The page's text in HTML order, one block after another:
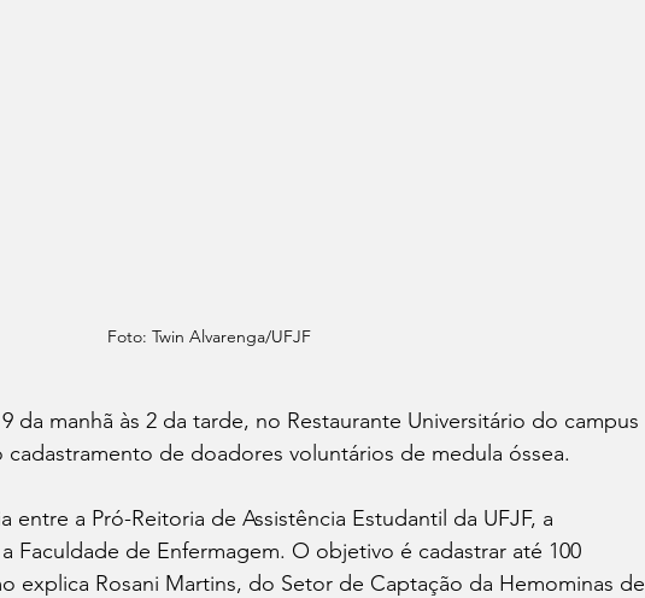
Foto: Twin Alvarenga/UFJF
da manhã às 2 da tarde, no Restaurante Universitário do campus
cadastramento de doadores voluntários de medula óssea.
entre a Pró-Reitoria de Assistência Estudantil da UFJF, a
Faculdade de Enfermagem. O objetivo é cadastrar até 100
explica Rosani Martins, do Setor de Captação da Hemominas de